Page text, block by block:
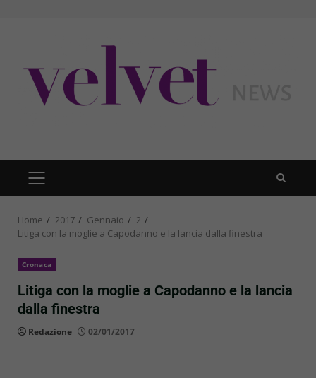
PRIMARY
MENU
Home 2017 Gennaio
2
Litiga con la moglie a Capodanno e la lancia dalla finestra
Cronaca
Litiga con la moglie a Capodanno e la lancia
dalla finestra
Redazione 02/01/2017